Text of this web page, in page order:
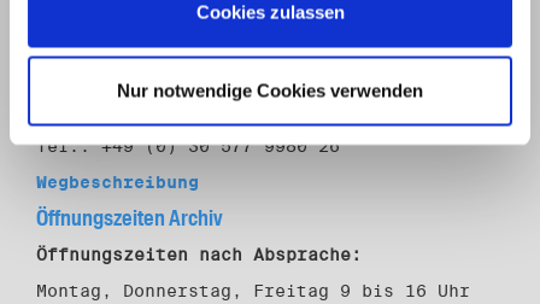
Cookies zulassen
Nur notwendige Cookies verwenden
Archiv der DDR-Opposition
10179 Berlin
Christoph Stamm
christoph.stamm(at)havemann-gesellschaft.de
Tel.: +49 (0) 30 577 9980 26
Wegbeschreibung
Öffnungszeiten Archiv
Öffnungszeiten nach Absprache:
Montag, Donnerstag, Freitag 9 bis 16 Uhr